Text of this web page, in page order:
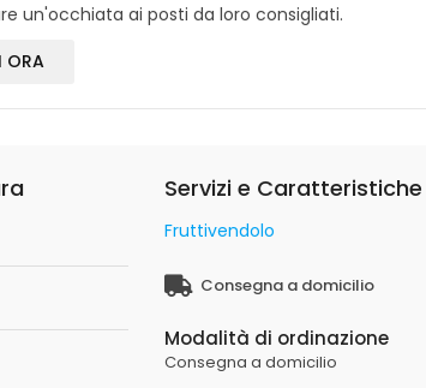
un'occhiata ai posti da loro consigliati.
ORA
Servizi e Caratteristiche
Fruttivendolo
Consegna a domicilio
Modalità di ordinazione
Consegna a domicilio